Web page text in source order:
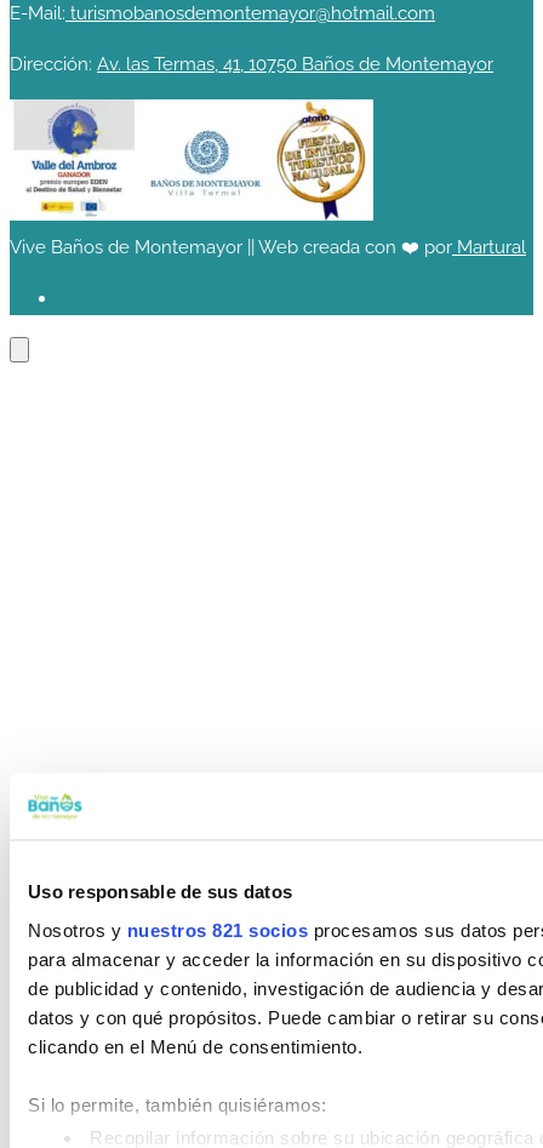
Uso responsable de sus datos
Nosotros y nuestros 821 socios procesamos sus datos
para almacenar y acceder la información en su dispositivo
de publicidad y contenido, investigación de audiencia y
datos y con qué propósitos. Puede cambiar o retirar su
clicando en el Menú de consentimiento.
Si lo permite, también quisiéramos:
Recopilar información sobre su ubicación
E-Mail: turismobanosdemontemayor@hotmail.com
Dirección: Av. las Termas, 41, 10750 Baños de Montemayor
Vive Baños de Montemayor || Web creada con ❤️ por Martural